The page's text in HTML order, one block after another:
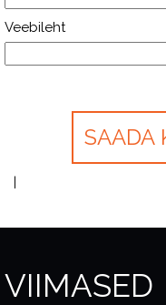
Veebileht
VIIMASED